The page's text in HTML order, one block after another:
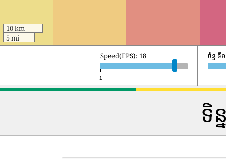
10 km
5 mi
1
Speed(FPS): 18 ច័ន្ទ ទី
ទិ